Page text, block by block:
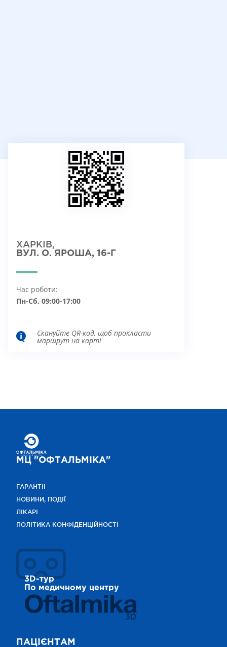
ХАРКІВ,
ВУЛ. О. ЯРОША, 16-Г
Час роботи:
Пн-Сб, 09:00-17:00
Скануйте QR-код, щоб прокласти
маршрут на карті
МЦ "ОФТАЛЬМІКА"
ГАРАНТІЇ
НОВИНИ, ПОДІЇ
ЛІКАРІ
ПОЛІТИКА КОНФІДЕНЦІЙНОСТІ
3D-тур
По медичному центру
3D
ПАЦІЄНТАМ